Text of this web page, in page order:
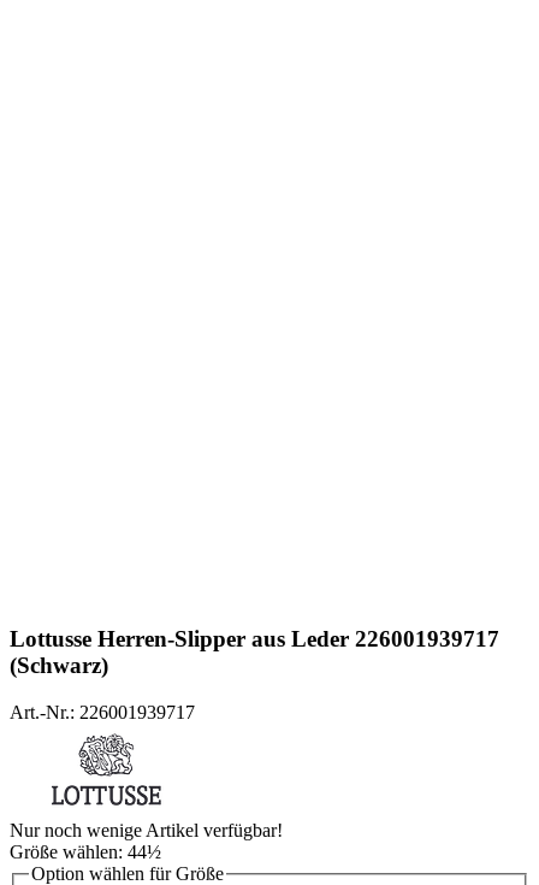
Lottusse Herren-Slipper aus Leder 226001939717
(Schwarz)
Art.-Nr.: 226001939717
Nur noch wenige Artikel verfügbar!
Größe wählen: 44½
Option wählen für Größe